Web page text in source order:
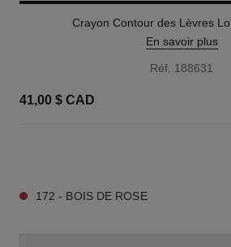
Crayon Contour des Lèvres
En savoir plus
Réf. 188631
41,00 $ CAD
172 - BOIS DE ROSE